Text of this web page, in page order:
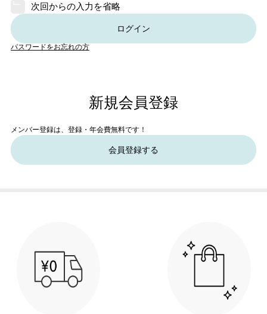
次回からの入力を省略
ログイン
パスワードをお忘れの方
新規会員登録
メンバー登録は、登録・年会費無料です！
会員登録する